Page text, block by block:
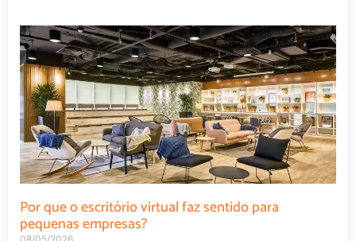
Por que o escritório virtual faz sentido para
pequenas empresas?